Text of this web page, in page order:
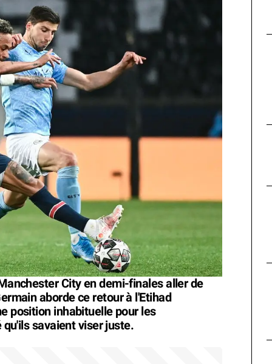
City en demi-finales aller de
aborde ce retour à l'Etihad
position inhabituelle pour les
savaient viser juste.